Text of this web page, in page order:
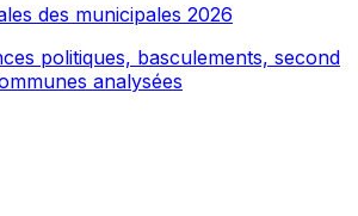
des municipales 2026
politiques, basculements, second
analysées